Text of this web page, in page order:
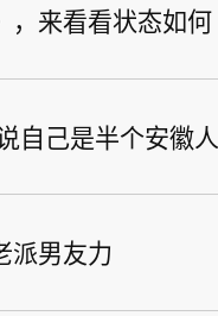
，来看看状态如何
自己是半个安徽人
派男友力